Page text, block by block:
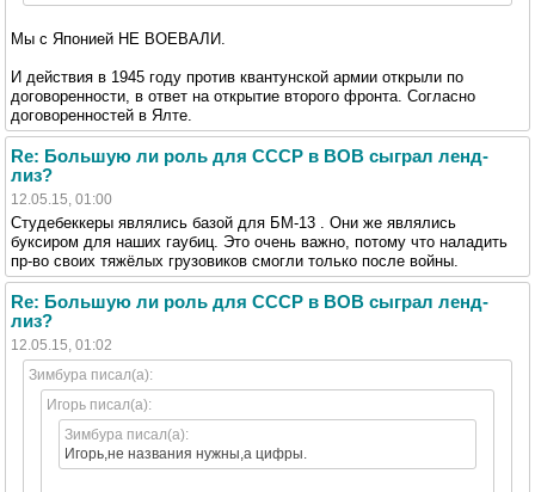
Мы с Японией НЕ ВОЕВАЛИ.
И действия в 1945 году против квантунской армии открыли по
договоренности, в ответ на открытие второго фронта. Согласно
договоренностей в Ялте.
Re: Большую ли роль для СССР в ВОВ сыграл ленд-
лиз?
12.05.15, 01:00
Студебеккеры являлись базой для БМ-13 . Они же являлись
буксиром для наших гаубиц. Это очень важно, потому что наладить
пр-во своих тяжёлых грузовиков смогли только после войны.
Re: Большую ли роль для СССР в ВОВ сыграл ленд-
лиз?
12.05.15, 01:02
Зимбура писал(а):
Игорь писал(а):
Зимбура писал(а):
Игорь,не названия нужны,а цифры.